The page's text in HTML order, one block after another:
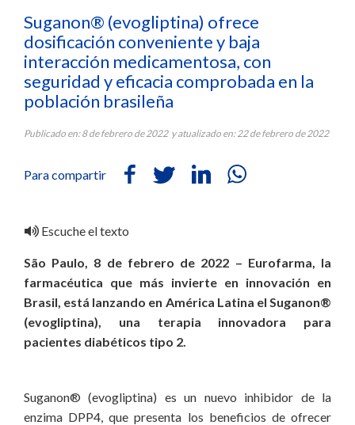
Suganon® (evogliptina) ofrece
dosificación conveniente y baja
interacción medicamentosa, con
seguridad y eficacia comprobada en la
población brasileña
Publicado en: 8 de febrero de 2022 y atualizado en: 22 de febrero de 2022
Para compartir
Escuche el texto
São Paulo, 8 de febrero de 2022 – Eurofarma, la
farmacéutica que más invierte en innovación en
Brasil, está lanzando en América Latina el Suganon®
(evogliptina), una terapia innovadora para
pacientes diabéticos tipo 2.
Suganon® (evogliptina) es un nuevo inhibidor de la
enzima DPP4, que presenta los beneficios de ofrecer